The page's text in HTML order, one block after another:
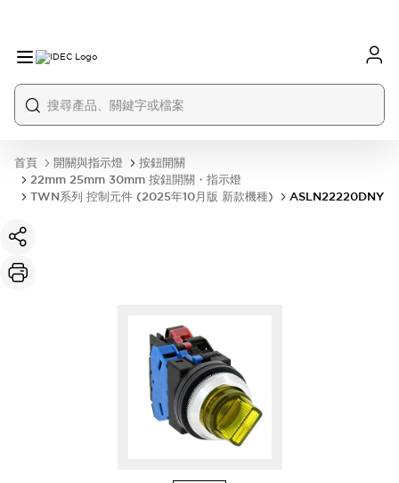
首頁 開關與指示燈
按鈕開關
22mm 25mm 30mm 按鈕開關・指示燈
TWN系列 控制元件 (2025年10月版 新款機種)
ASLN22220DNY